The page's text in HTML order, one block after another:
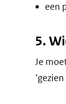
een
5.
Je